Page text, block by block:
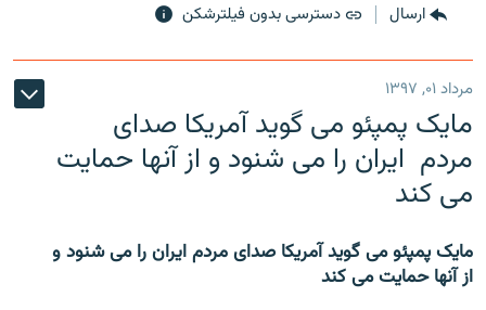
ارسال دسترسی بدون فیلترشکن
مرداد ۰۱, ۱۳۹۷
مایک پمپئو می گوید آمریکا صدای
مردم ایران را می شنود و از آنها حمایت
می کند
مایک پمپئو می گوید آمریکا صدای مردم ایران را می شنود و
از آنها حمایت می کند